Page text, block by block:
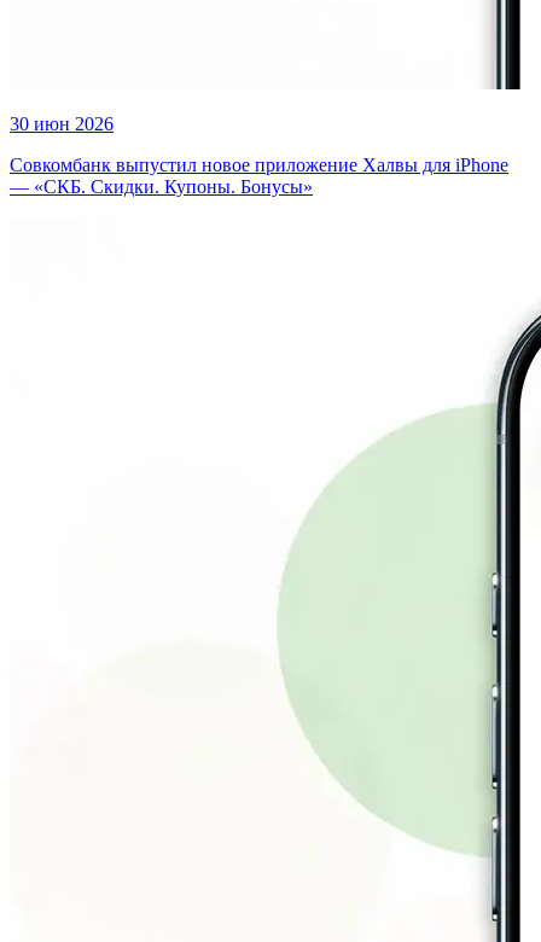
30 июн 2026
Совкомбанк выпустил новое приложение Халвы для iPhone
— «СКБ. Скидки. Купоны. Бонусы»